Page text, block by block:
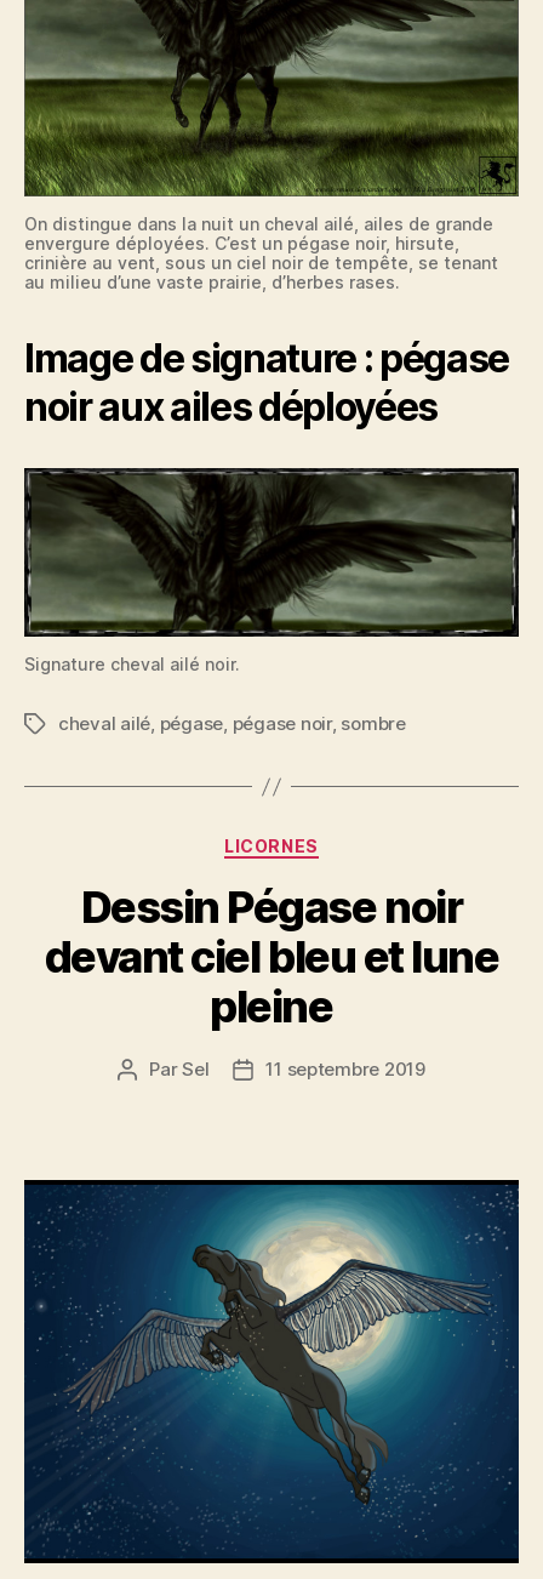
On distingue dans la nuit un cheval ailé, ailes de grande
envergure déployées. C’est un pégase noir, hirsute,
crinière au vent, sous un ciel noir de tempête, se tenant
au milieu d’une vaste prairie, d’herbes rases.
Image de signature : pégase
noir aux ailes déployées
Signature cheval ailé noir.
Étiquettes
cheval ailé, pégase, pégase noir, sombre
Catégories
LICORNES
Dessin Pégase noir
devant ciel bleu et lune
pleine
Auteur
ParSel
Date11 septembre 2019